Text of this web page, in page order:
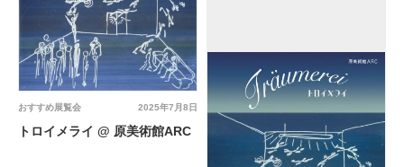
2025年7月8日
おすすめ展覧会
トロイメライ @ 原美術館ARC